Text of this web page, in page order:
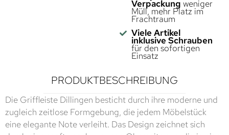
Verpackung weniger
Müll, mehr Platz im
Frachtraum
Viele Artikel
inklusive Schrauben
für den sofortigen
Einsatz
PRODUKTBESCHREIBUNG
Die Griffleiste Dillingen besticht durch ihre moderne und
zugleich zeitlose Formgebung, die jedem Möbelstück
eine elegante Note verleiht. Das Design zeichnet sich